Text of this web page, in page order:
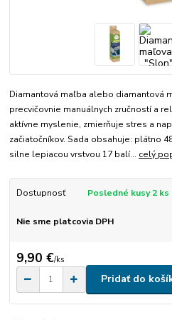
Diamantová maľba alebo diamantová
precvičovnie manuálnych zručností a
aktívne myslenie, zmierňuje stres a
začiatočníkov. Sada obsahuje: plátno
silne lepiacou vrstvou 17 balí... celý
Dostupnosť Posledné kusy 2 ks
Nie sme platcovia DPH
9,90 €/ks
Pridať do